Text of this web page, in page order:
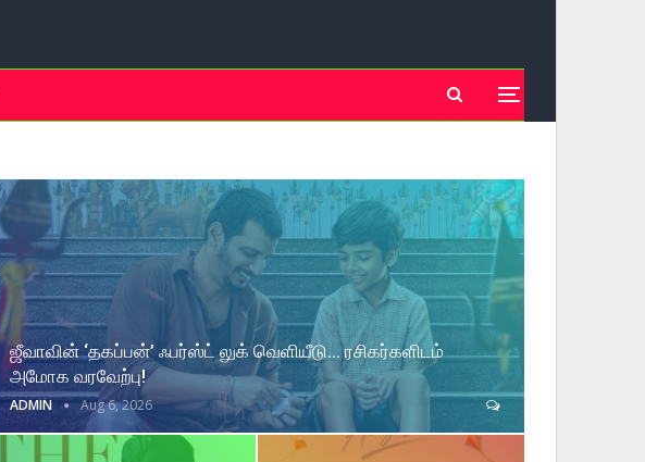
ஜீவாவின் ‘தகப்பன்’ ஃபர்ஸ்ட் லுக் வெளியீடு… ரசிகர்களிடம்
அமோக வரவேற்பு!
ADMIN Aug 6, 2026